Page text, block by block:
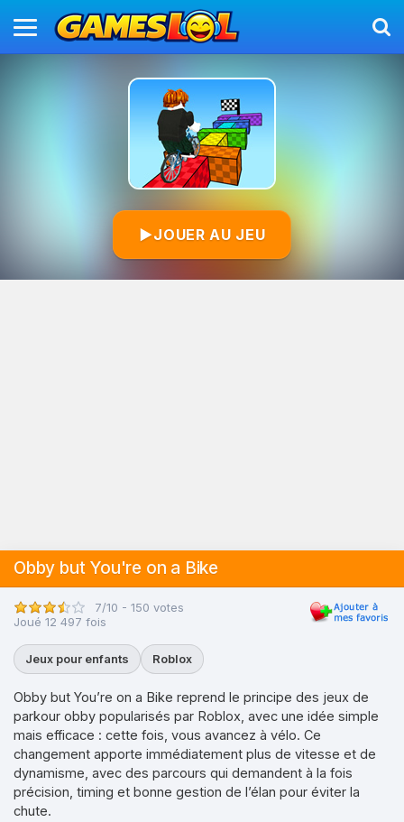
▶JOUER AU JEU
Obby but You're on a Bike
7/10 - 150 votes
Joué 12 497 fois
Jeux pour enfants Roblox
Obby but You’re on a Bike reprend le principe des jeux de
parkour obby popularisés par Roblox, avec une idée simple
mais efficace : cette fois, vous avancez à vélo. Ce
changement apporte immédiatement plus de vitesse et de
dynamisme, avec des parcours qui demandent à la fois
précision, timing et bonne gestion de l’élan pour éviter la
chute.